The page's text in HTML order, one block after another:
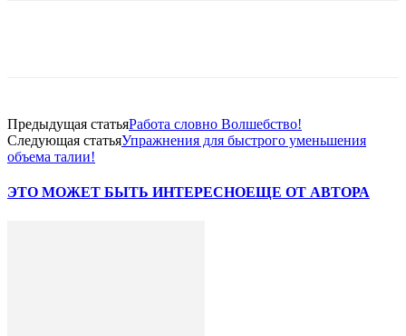
Предыдущая статьяРабота словно Волшебство!
Следующая статьяУпражнения для быстрого уменьшения
объема талии!
ЭТО МОЖЕТ БЫТЬ ИНТЕРЕСНОЕЩЕ ОТ АВТОРА